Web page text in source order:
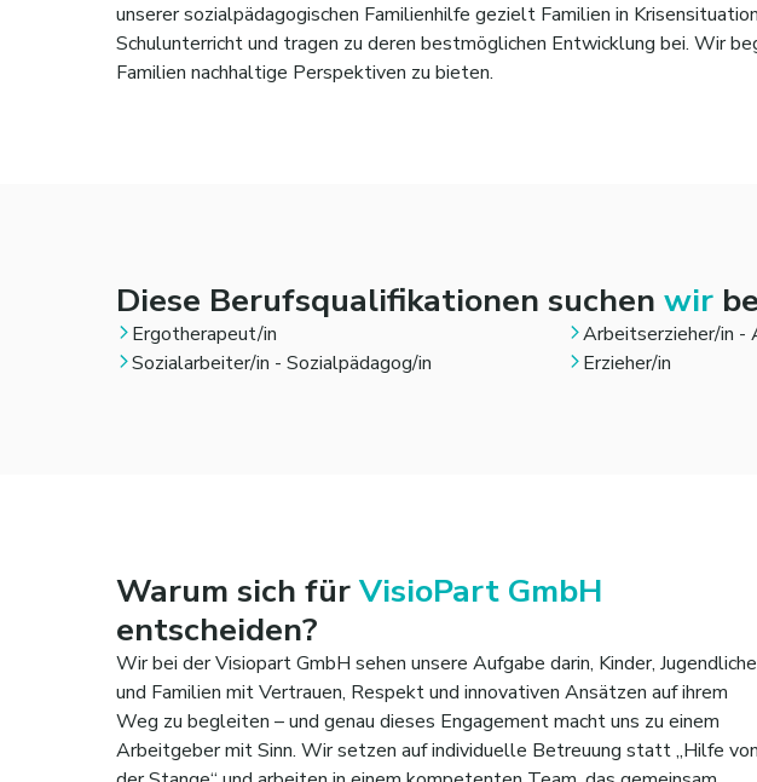
unserer sozialpädagogischen Familienhilfe gezielt Familien in
Schulunterricht und tragen zu deren bestmöglichen Entwicklung bei. Wir
Familien nachhaltige Perspektiven zu bieten.
Diese Berufsqualifikationen suchen wir
Ergotherapeut/in Arbeitserzieher/in -
Sozialarbeiter/in - Sozialpädagog/in
Erzieher/in
Warum sich fürVisioPart GmbH
entscheiden?
Wir bei der Visiopart GmbH sehen unsere Aufgabe darin, Kinder, Jugendliche
und Familien mit Vertrauen, Respekt und innovativen Ansätzen auf ihrem
Weg zu begleiten – und genau dieses Engagement macht uns zu einem
Arbeitgeber mit Sinn. Wir setzen auf individuelle Betreuung statt „Hilfe von